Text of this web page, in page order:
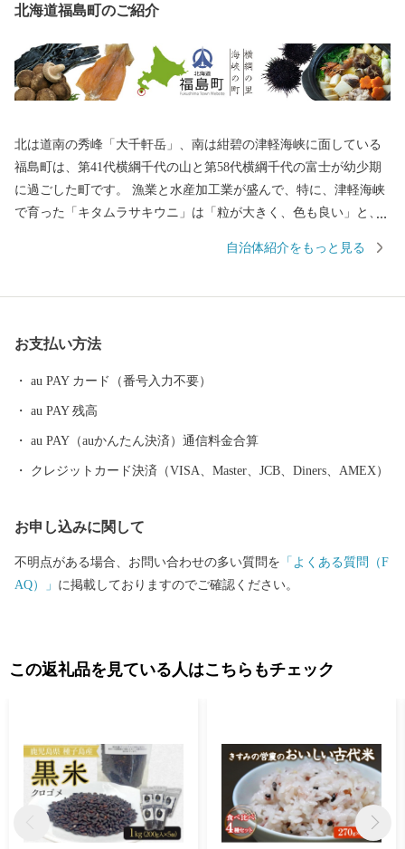
北海道福島町のご紹介
北は道南の秀峰「大千軒岳」、南は紺碧の津軽海峡に面している
福島町は、第41代横綱千代の山と第58代横綱千代の富士が幼少期
に過ごした町です。 漁業と水産加工業が盛んで、特に、津軽海峡
で育った「キタムラサキウニ」は「粒が大きく、色も良い」と、
「するめ」をはじめとした水産加工品が豊富です。 2019年6月1日
景と透き通った海、航路に現れる奇岩や段崖、幻想的な「青の洞
窟」など、心揺さぶる絶景と古(いにしえ)の歴史を目の当たりにす
交付事業など、子育て支援に力を入れております。 食べ物の美味
しさと大自然の迫力、子育て支援制度の豊富さが横綱級の福島町
へ、ぜひ一度足をお運びください。
自治体紹介をもっと見る
お支払い方法
au PAY カード（番号入力不要）
au PAY 残高
au PAY（auかんたん決済）通信料金合算
クレジットカード決済（VISA、Master、JCB、Diners、AMEX）
お申し込みに関して
不明点がある場合、お問い合わせの多い質問を 「よくある質問（F
AQ）」 に掲載しておりますのでご確認ください。
この返礼品を見ている人はこちらもチェック